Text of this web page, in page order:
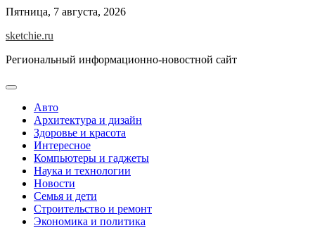
Skip
content
Пятница, 7 августа, 2026
sketchie.ru
Региональный информационно-новостной сайт
Авто
Архитектура и дизайн
Здоровье и красота
Интересное
Компьютеры и гаджеты
Наука и технологии
Новости
Семья и дети
Строительство и ремонт
Экономика и политика